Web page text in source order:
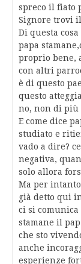
spreco il fiato
Signore trovi
Di questa
papa
proprio bene,
con altri
è di questo
questo
no, non di più
E come dice
studiato e
vado a dire?
negativa,
solo allora
Ma per
già detto qui
ci si comunica
stamane il
che sto
anche
esperienze